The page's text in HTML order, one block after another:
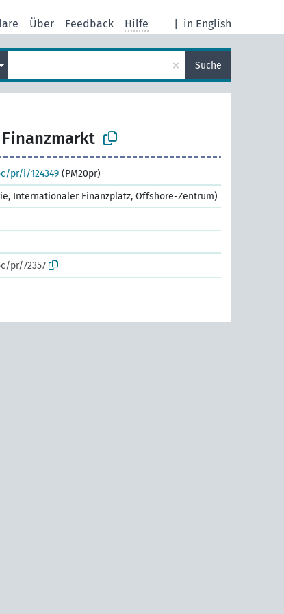
in English
Über Feedback Hilfe
× Suche
pr/i/124349 (PM20pr)
Internationaler Finanzplatz, Offshore-Zentrum)
pr/72357